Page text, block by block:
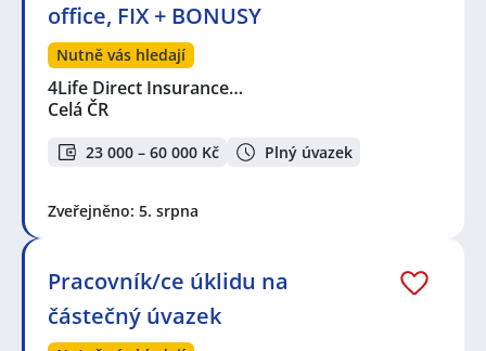
office, FIX + BONUSY
Nutně vás hledají
4Life Direct Insurance…
Celá ČR
23 000 – 60 000 Kč Plný úvazek
Zveřejněno: 5. srpna
Pracovník/ce úklidu na
částečný úvazek